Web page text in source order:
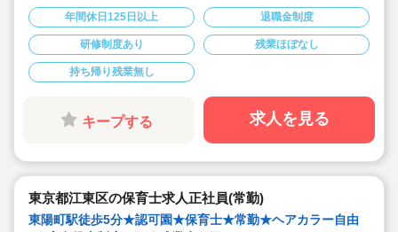
にしています。
◇産休・育休からの復帰（男性の育休実績あり）、時短
勤務実績多数で働きやすい職場です
◇ヘアカラーは自由。髪色の制限なし。
◇20代で経験少ない方もノビノビ働きやすい環境
◇書き物のICT化も進めており持ち帰り業務/残業ほぼな
し。
◇残業した場合の代は1分単位で支給されます
◇子どもが自分の意志や感情を尊重され、自分で選択し
ていくことをあたたかく見守り、子どもが主体の保育を
のような保育園
できる範囲で実施
◇在籍年数や保育経験に合わせた段階的な研修を年間総
計110回以上実施。研修も参加しやすい職場環境です
年間休日125日以上 退職金制度
研修制度あり 残業ほぼなし
持ち帰り残業無し
キープする 求人を見る
東京都江東区の保育士求人正社員(常勤)
東陽町駅徒歩5分★認可園★保育士★常勤★ヘアカラー自由